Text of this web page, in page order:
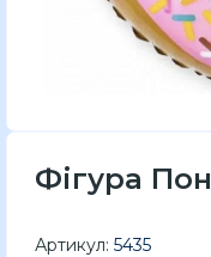
Фігура
Артикул: 5435